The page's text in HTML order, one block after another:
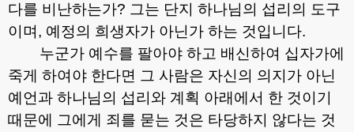
다를 비난하는가? 그는 단지 하나님의 섭리의 도구
이며 , 예정의 희생자가 아닌가 하는 것입니다.
누군가 예수를 팔아야 하고 배신하여 십자가에
죽게 하여야 한다면 그 사람은 자신의 의지가 아닌
예언과 하나님의 섭리와 계획 아래에서 한 것이기
때문에 그에게 죄를 묻는 것은 타당하지 않다는 것